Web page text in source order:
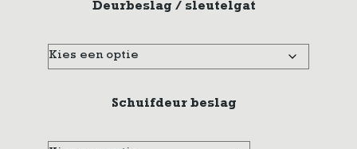
Deurbeslag / sleutelgat
Schuifdeur beslag